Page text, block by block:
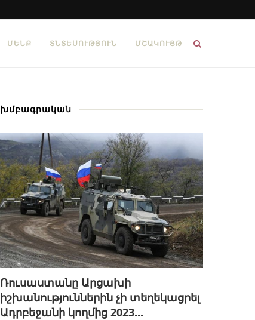
ՄԵՆՔ ՏՆՏԵՍՈՒԹՅՈՒՆ ՄՇԱԿՈՒՅԹ
խմբագրական
Ռուսաստանը Արցախի
իշխանություններին չի տեղեկացրել
Ադրբեջանի կողմից 2023...